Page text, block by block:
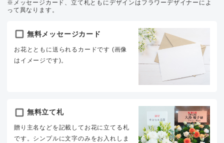
※メッセージカード、立て札ともにデザインはフラワーデザイナーによ
って異なります。
無料メッセージカード
お花とともに送られるカードです (画像
はイメージです)。
無料立て札
贈り主名などを記載してお花に立てる札
です。シンプルに文字のみをお入れしま